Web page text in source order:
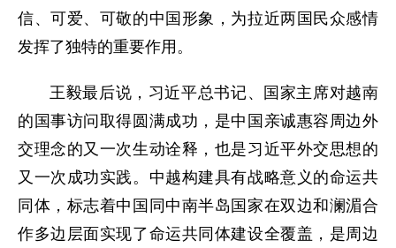
信、可爱、可敬的中国形象，为拉近两国民众感情
发挥了独特的重要作用。
王毅最后说，习近平总书记、国家主席对越南
的国事访问取得圆满成功，是中国亲诚惠容周边外
交理念的又一次生动诠释，也是习近平外交思想的
又一次成功实践。中越构建具有战略意义的命运共
同体，标志着中国同中南半岛国家在双边和澜湄合
作多边层面实现了命运共同体建设全覆盖，是周边